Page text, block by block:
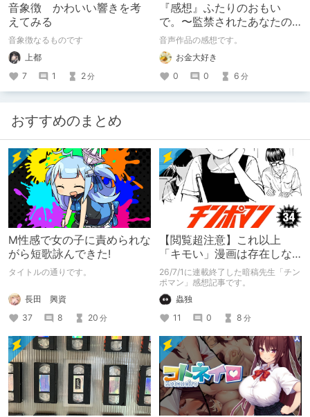
音象徴 かわいい響きを考
えてみる
音象徴なるものです
上都
7
1 2分
『感想』ふたりのおもい
で。〜監禁されたあなたの
末路〜【がるまに限定特典
付き】
音声作品の感想です。
お金大好き
0
0 6 分
おすすめのまとめ
M性感で女の子に責められな
がら短歌詠んできた!
タイトルの通りです。
長田 興資
37
8 20 分
【閲覧超注意】これ以上
「キモい」漫画は存在しな
い？チンポマンとかいう
「魂の殺人」の完成形
26/7/1に連載終了した暗稿先生「チン
ポマン」感想記事です。
蟲独
11
0 8 分